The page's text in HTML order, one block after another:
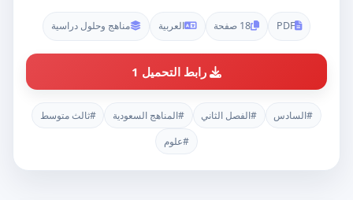
PDF 18 صفحة العربية مناهج وحلول دراسية
رابط التحميل 1
#السادس #الفصل الثاني #المناهج السعودية
#ثالث متوسط
#علوم